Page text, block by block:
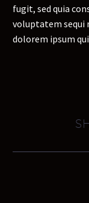
fugit, sed quia
voluptatem sequi
dolorem ipsum